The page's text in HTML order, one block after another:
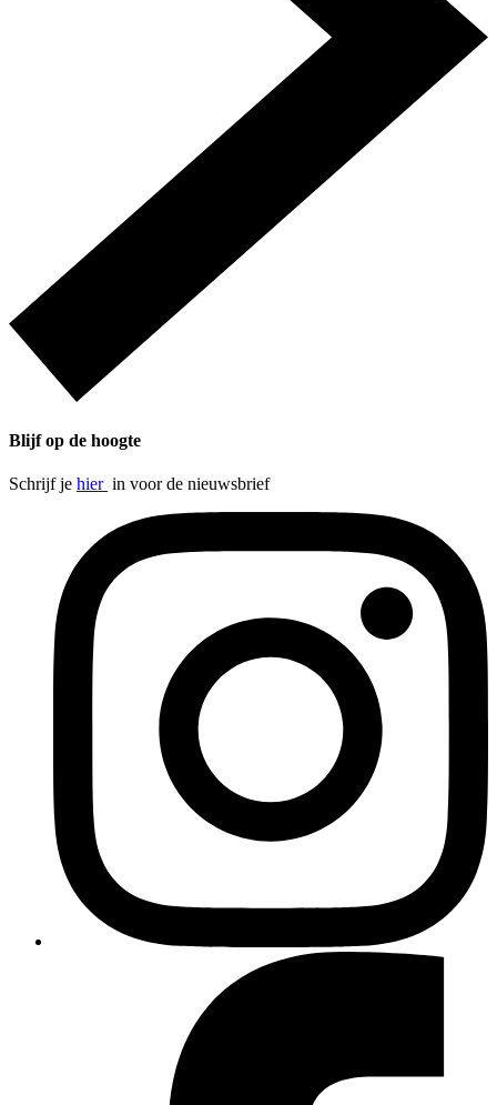
Blijf op de hoogte
Schrijf je hier in voor de nieuwsbrief